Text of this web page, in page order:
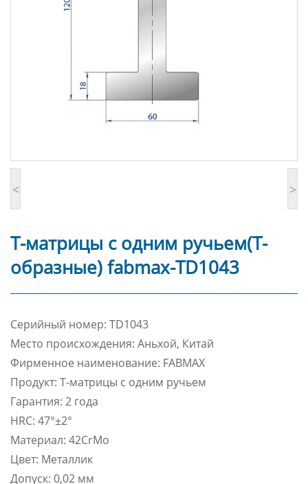
< >
Т-матрицы с одним ручьем(Т-
образные) fabmax-TD1043
Cерийный номер: TD1043
Место происхождения: Аньхой, Китай
Фирменное наименование: FABMAX
Продукт: Т-матрицы с одним ручьем
Гарантия: 2 года
HRC: 47°±2°
Материал: 42CrMo
Цвет: Металлик
Допуск: 0,02 мм